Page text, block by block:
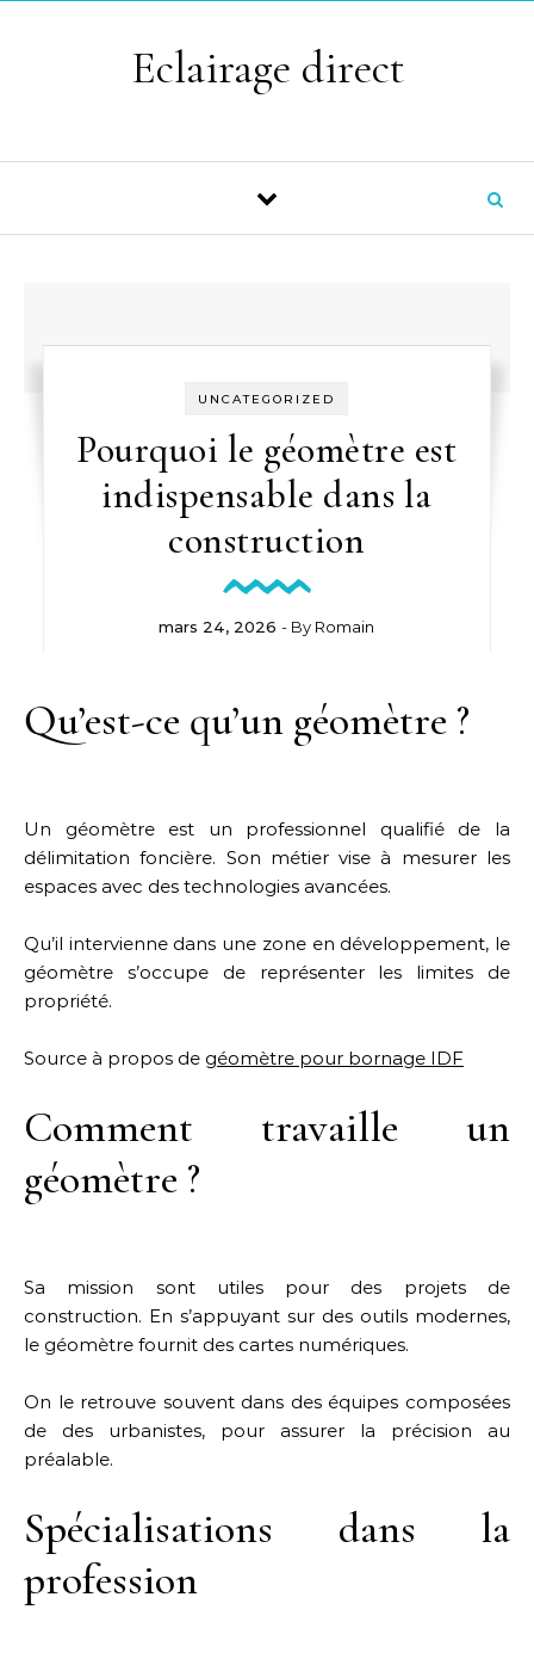
Eclairage direct
UNCATEGORIZED
Pourquoi le géomètre est
indispensable dans la
construction
mars 24, 2026 - By Romain
Qu’est-ce qu’un géomètre ?
Un géomètre est un professionnel qualifié de la
délimitation foncière. Son métier vise à mesurer les
espaces avec des technologies avancées.
Qu’il intervienne dans une zone en développement, le
géomètre s’occupe de représenter les limites de
propriété.
Source à propos de géomètre pour bornage IDF
Comment travaille un
géomètre ?
Sa mission sont utiles pour des projets de
construction. En s’appuyant sur des outils modernes,
le géomètre fournit des cartes numériques.
On le retrouve souvent dans des équipes composées
de des urbanistes, pour assurer la précision au
préalable.
Spécialisations dans la
profession